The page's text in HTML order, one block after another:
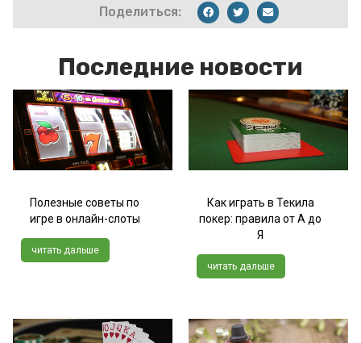
Поделиться:
Последние новости
Полезные советы по
игре в онлайн-слоты
читать дальше
Как играть в Текила
покер: правила от А до
Я
читать дальше